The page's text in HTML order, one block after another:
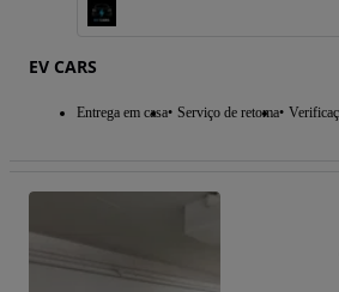
EV CARS
Entrega em casa Serviço de retoma